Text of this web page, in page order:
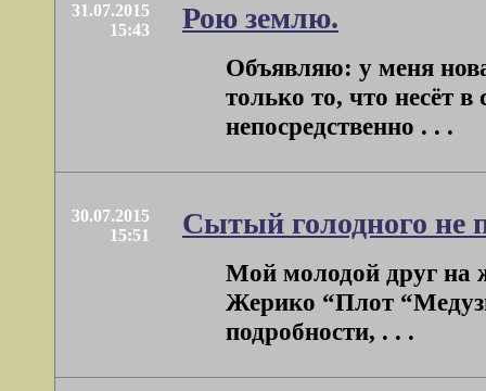
31.07.2015
15:43
Рою землю.
Объявляю: у меня
только то, что несёт в
непосредственно . . .
30.07.2015
15:51
Сытый голодного не
Мой молодой друг на
Жерико “Плот
подробности, . . .